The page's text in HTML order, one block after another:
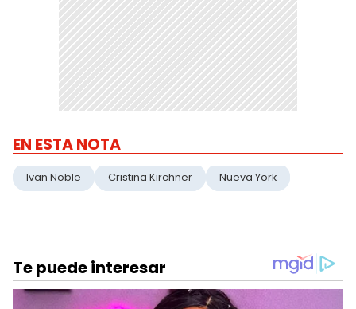
EN ESTA NOTA
Ivan Noble Cristina Kirchner Nueva York